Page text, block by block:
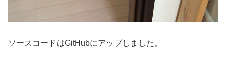
ソースコードはGitHubにアップしました。